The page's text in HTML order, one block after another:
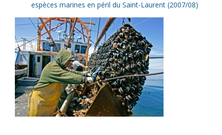
espèces marines en péril du Saint-Laurent (2007/08)